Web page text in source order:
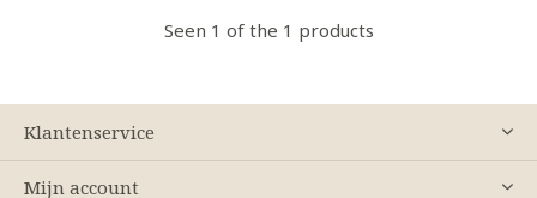
Seen 1 of the 1 products
Klantenservice
Mijn account